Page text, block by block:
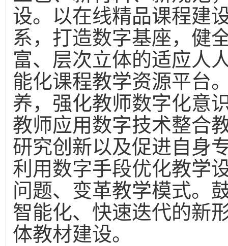
设。以在线精品课程建
系，打造数字基座，健
富、层次立体的适应人
能化课程教学资源平台
养，强化教师数字化意
教师应用数字技术整合
研究创新以及促进自身
利用数字手段优化教学
问题、变革教学模式。
智能化、快速迭代的新
体教材建设。